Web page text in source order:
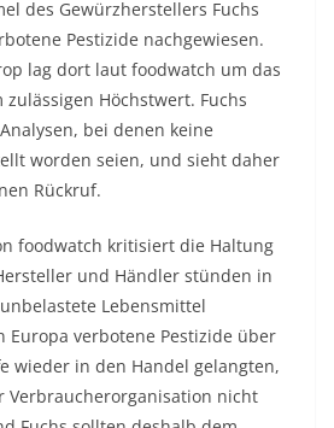
des Gewürzherstellers Fuchs
Pestizide nachgewiesen.
lag dort laut foodwatch um das
zulässigen Höchstwert. Fuchs
bei denen keine
worden seien, und sieht daher
Rückruf.
foodwatch kritisiert die Haltung
und Händler stünden in
Lebensmittel
Europa verbotene Pestizide über
wieder in den Handel gelangten,
Verbraucherorganisation nicht